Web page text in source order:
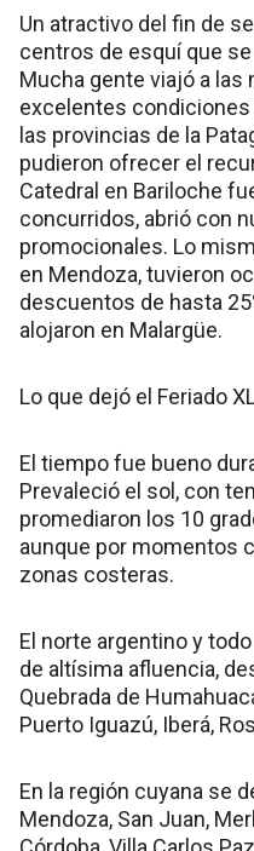
Un atractivo del fin de
centros de esquí que
Mucha gente viajó a las
excelentes condiciones
las provincias de la
pudieron ofrecer el
Catedral en Bariloche
concurridos, abrió con
promocionales. Lo
en Mendoza, tuvieron
descuentos de hasta
alojaron en Malargüe.
Lo que dejó el Feriado
El tiempo fue bueno
Prevaleció el sol, con
promediaron los 10
aunque por momentos
zonas costeras.
El norte argentino y
de altísima afluencia,
Quebrada de
Puerto Iguazú, Iberá,
En la región cuyana se
Mendoza, San Juan,